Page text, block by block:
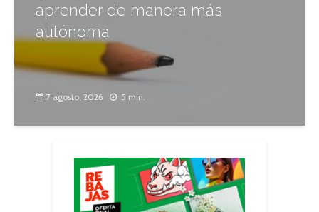
aprender de manera más
autónoma
7 agosto, 2026 5 min.